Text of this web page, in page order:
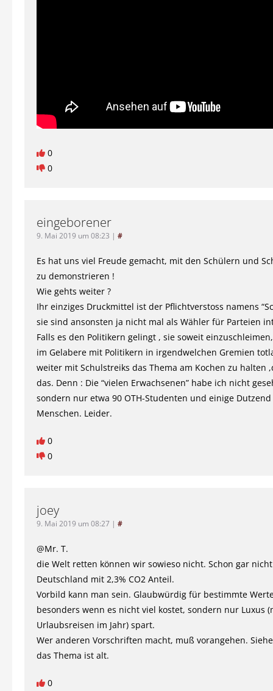
0
0
eingeborener
9. Mai 2019 um 08:23 | #
Es hat uns viel Freude gemacht, mit den Schülern und
zu demonstrieren !
Wie gehts weiter ?
Ihr einziges Druckmittel ist der Pflichtverstoss namens
sie sind ansonsten ja nicht mal als Wähler für Parteien
Falls es den Politikern gelingt , sie soweit
im Gelabere mit Politikern in irgendwelchen Gremien
weiter mit Schulstreiks das Thema am Kochen zu halten
das. Denn : Die “vielen Erwachsenen” habe ich nicht
sondern nur etwa 90 OTH-Studenten und einige
Menschen. Leider.
0
0
joey
9. Mai 2019 um 08:27 | #
@Mr. T.
die Welt retten können wir sowieso nicht. Schon gar
Deutschland mit 2,3% CO2 Anteil.
Vorbild kann man sein. Glaubwürdig für bestimmte
besonders wenn es nicht viel kostet, sondern nur Luxus
Urlaubsreisen im Jahr) spart.
Wer anderen Vorschriften macht, muß vorangehen.
das Thema ist alt.
0